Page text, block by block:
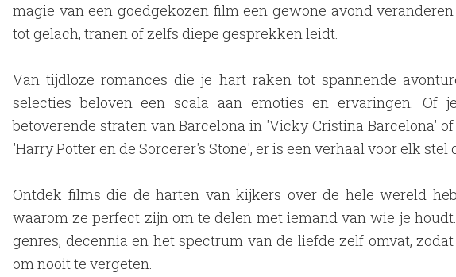
magie van een goedgekozen film een ​​gewone avond
tot gelach, tranen of zelfs diepe gesprekken leidt.
Van tijdloze romances die je hart raken tot spannende
selecties beloven een scala aan emoties en ervaringen.
betoverende straten van Barcelona in 'Vicky Cristina Barcelona'
'Harry Potter en de Sorcerer's Stone', er is een verhaal voor elk
Ontdek films die de harten van kijkers over de hele wereld
waarom ze perfect zijn om te delen met iemand van wie je
genres, decennia en het spectrum van de liefde zelf omvat,
om nooit te vergeten.